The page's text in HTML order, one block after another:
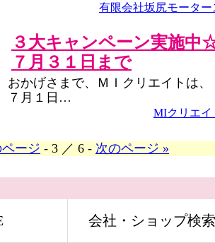
有限会社坂尻モーター
３大キャンペーン実施中
７月３１日まで
おかげさまで、ＭＩクリエイトは、
７月１日…
MIクリエイ
ージ - 3 ／ 6 - 次のページ »
会社・ショップ検索